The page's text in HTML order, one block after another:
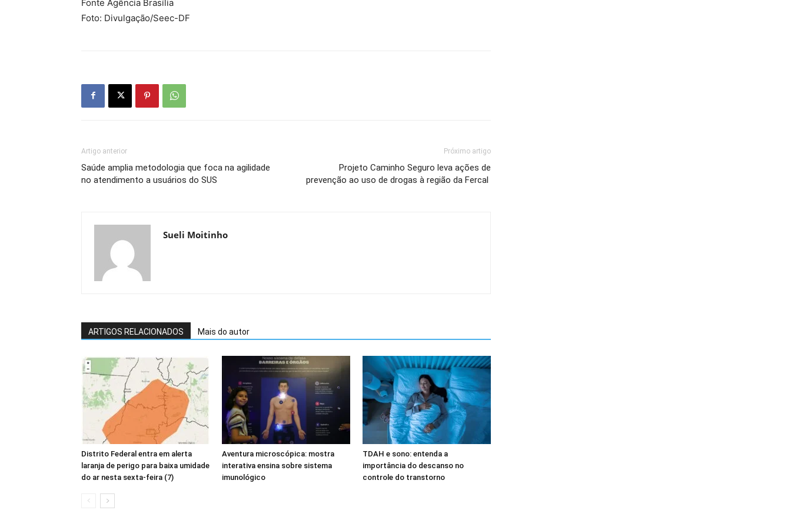
Fonte Agência Brasília
Foto: Divulgação/Seec-DF
Artigo anterior
Saúde amplia metodologia que foca na agilidade
no atendimento a usuários do SUS
Próximo artigo
Projeto Caminho Seguro leva ações de
prevenção ao uso de drogas à região da Fercal
Sueli Moitinho
ARTIGOS RELACIONADOS Mais do autor
Distrito Federal entra em alerta
laranja de perigo para baixa umidade
do ar nesta sexta-feira (7)
Aventura microscópica: mostra
interativa ensina sobre sistema
imunológico
TDAH e sono: entenda a
importância do descanso no
controle do transtorno